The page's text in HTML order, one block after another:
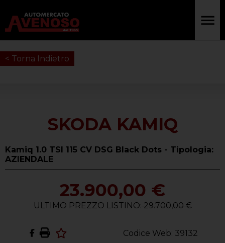
< Torna Indietro
Codice Web: 39132
SKODA KAMIQ
Kamiq 1.0 TSI 115 CV DSG Black Dots - Tipologia:
AZIENDALE
23.900,00 €
ULTIMO PREZZO LISTINO:29.700,00 €